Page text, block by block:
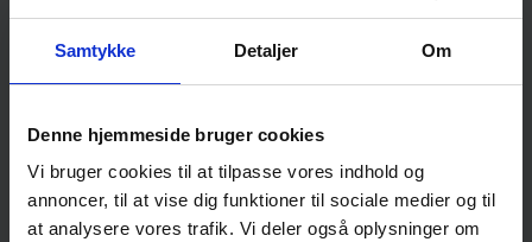
Samtykke Detaljer Om
Denne hjemmeside bruger cookies
Vi bruger cookies til at tilpasse vores indhold og
annoncer, til at vise dig funktioner til sociale medier og til
at analysere vores trafik. Vi deler også oplysninger om
fungerer? Så kom med til webinar, hvor vi ser
nærmere på Koda, dine rettigheder og
støttemuligheder under Koda Kultur.
spørgsmål!
Det kan vi godt forstå. Der er rigtigt meget at holde
styr på, og derfor afholder vi et webinar særligt
henvendt til nye medlemmer, så du kan få en god